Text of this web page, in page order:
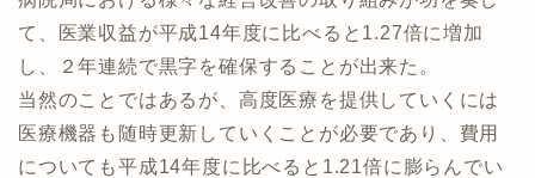
て、医業収益が平成14年度に比べると1.27倍に増加
し、２年連続で黒字を確保することが出来た。
当然のことではあるが、高度医療を提供していくには
医療機器も随時更新していくことが必要であり、費用
についても平成14年度に比べると1.21倍に膨らんでい